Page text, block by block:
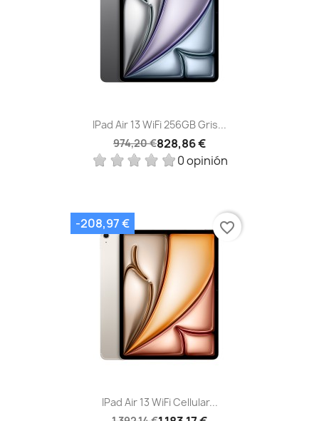
IPad Air 13 WiFi 256GB Gris...
974,20 €828,86 €
0 opinión
IPad Air 13 WiFi Cellular...
-208,97 € favorite_border